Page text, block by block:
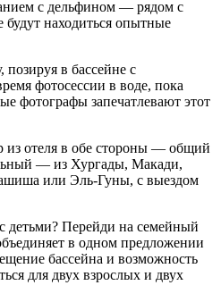
с дельфином — рядом с
будут находиться опытные
позируя в бассейне с
фотосессии в воде, пока
фотографы запечатлевают этот
из отеля в обе стороны — общий
— из Хургады, Макади,
или Эль-Гуны, с выездом
детьми? Перейди на семейный
в одном предложении
бассейна и возможность
для двух взрослых и двух